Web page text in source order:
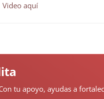
Video aquí
tu apoyo, ayudas a